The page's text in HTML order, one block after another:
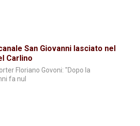
San Giovanni lasciato nel
Carlino
Floriano Govoni: "Dopo la
fa nul